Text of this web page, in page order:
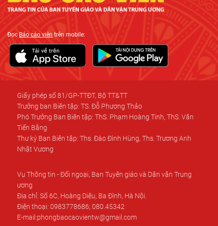
ĐọcBáo cáo viên trên mobile:
Giấy phép số 81/GP-TTĐT, Bộ TT&TT
Trưởng ban Biên tập: TS. Đỗ Phương Thảo
Phó Trưởng Ban Biên tập: ThS. Phạm Hoàng Tinh, ThS. Văn
Tiến Bằng
Thư ký Ban Biên tập: Ths. Đào Đình Hùng, Ths. Trương Anh
Nhật Vương
Vụ Thông tin - Đối ngoại, Ban Tuyên giáo và Dân vận Trung
ương
Địa chỉ: Số 6C, Hoàng Diệu, Ba Đình, Hà Nội.
Điện thoại: 0983778686; 080.45342
E-mail:phongbaocaovientw@gmail.com